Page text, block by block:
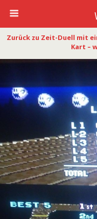
Zurück zu Zeit-Duell mit
Kart –